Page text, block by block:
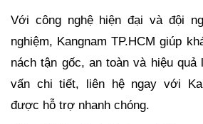
Với công nghệ hiện đại và đội
nghiệm, Kangnam TP.HCM giúp
nách tận gốc, an toàn và hiệu
vấn chi tiết, liên hệ ngay với
được hỗ trợ nhanh chóng.